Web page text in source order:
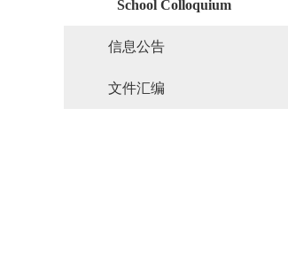
School Colloquium
信息公告
文件汇编